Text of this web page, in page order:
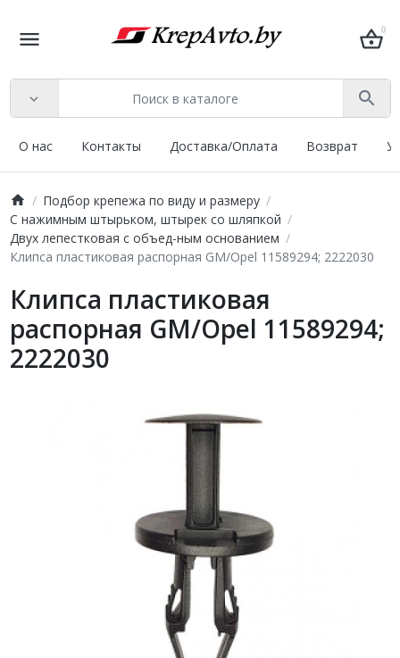
0
О нас Контакты Доставка/Оплата Возврат
Подбор крепежа по виду и размеру
С нажимным штырьком, штырек со шляпкой
Двух лепестковая с объед-ным основанием
Клипса пластиковая распорная GM/Opel 11589294; 2222030
Клипса пластиковая
распорная GM/Opel 11589294;
2222030